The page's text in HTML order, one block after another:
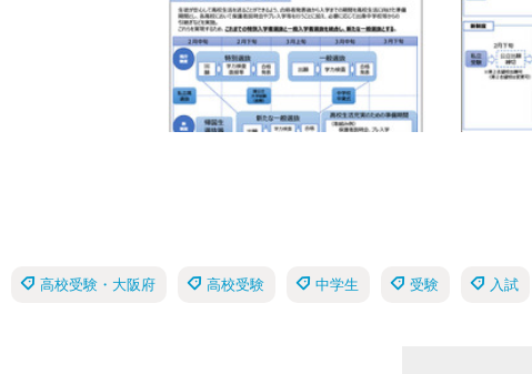
高校受験・大阪府 高校受験 中学生 受験 入試